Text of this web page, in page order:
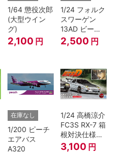
1/64 懲役次郎
(大型ウイン
グ)
2,100 円
1/24 フォルク
スワーゲン
13AD ビート
ル 1303S '73
2,500 円
在庫なし
1/200 ピーチ
エアバス
A320
1/24 高橋涼介
FC3S RX-7 箱
根対決仕様
『頭文字D』
3,100 円